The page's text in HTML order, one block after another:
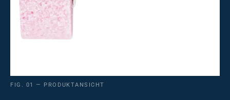
FIG. 01 — PRODUKTANSICHT